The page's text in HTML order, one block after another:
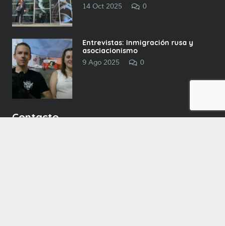
14 Oct 2025 0
Entrevistas: Inmigración rusa y
asociacionismo
9 Ago 2025 0
Contacto